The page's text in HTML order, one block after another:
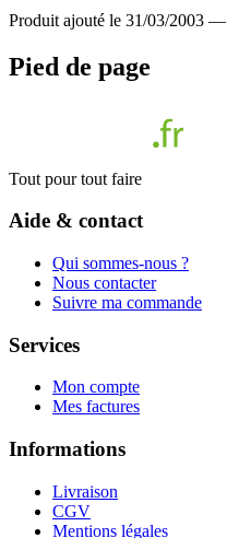
Produit ajouté le 31/03/2003 —
Pied de page
Tout pour tout faire
Aide & contact
Qui sommes-nous ?
Nous contacter
Suivre ma commande
Services
Mon compte
Mes factures
Informations
Livraison
CGV
Mentions légales